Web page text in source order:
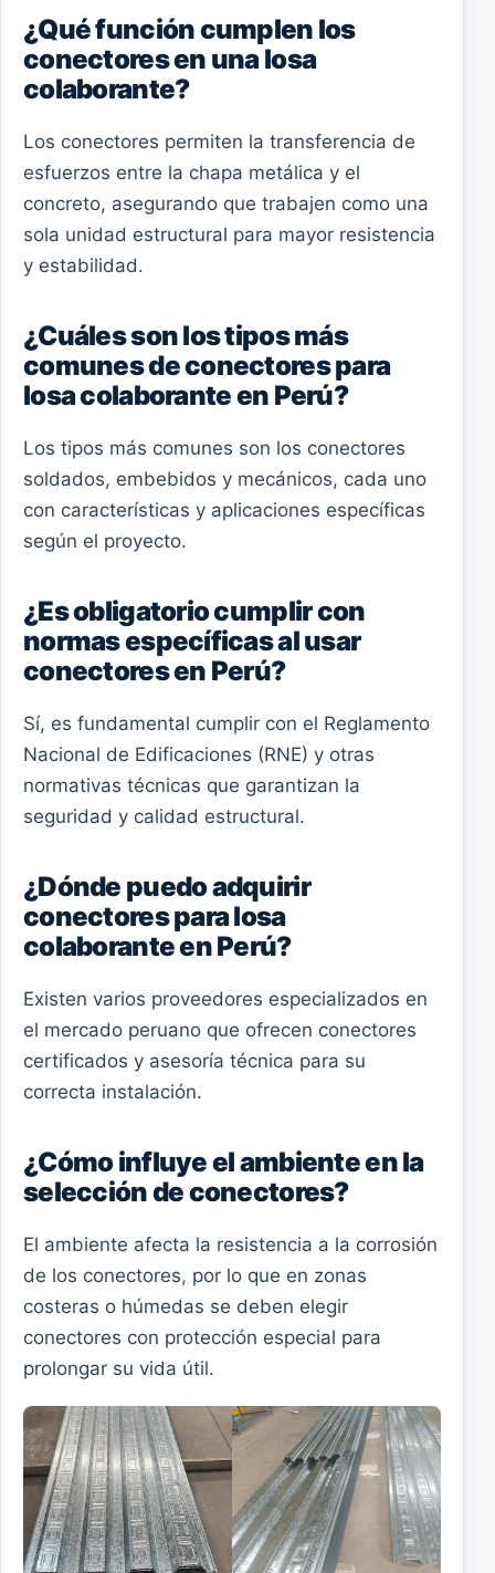
¿Qué función cumplen los
conectores en una losa
colaborante?
Los conectores permiten la transferencia de
esfuerzos entre la chapa metálica y el
concreto, asegurando que trabajen como una
sola unidad estructural para mayor resistencia
y estabilidad.
¿Cuáles son los tipos más
comunes de conectores para
losa colaborante en Perú?
Los tipos más comunes son los conectores
soldados, embebidos y mecánicos, cada uno
con características y aplicaciones específicas
según el proyecto.
¿Es obligatorio cumplir con
normas específicas al usar
conectores en Perú?
Sí, es fundamental cumplir con el Reglamento
Nacional de Edificaciones (RNE) y otras
normativas técnicas que garantizan la
seguridad y calidad estructural.
¿Dónde puedo adquirir
conectores para losa
colaborante en Perú?
Existen varios proveedores especializados en
el mercado peruano que ofrecen conectores
certificados y asesoría técnica para su
correcta instalación.
¿Cómo influye el ambiente en la
selección de conectores?
El ambiente afecta la resistencia a la corrosión
de los conectores, por lo que en zonas
costeras o húmedas se deben elegir
conectores con protección especial para
prolongar su vida útil.